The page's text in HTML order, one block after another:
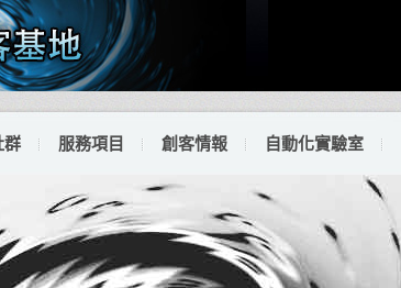
群 服務項目 創客情報 自動化實驗室